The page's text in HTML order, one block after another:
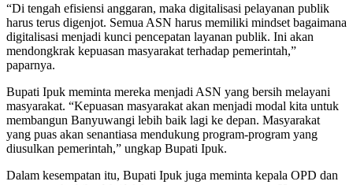
“Di tengah efisiensi anggaran, maka digitalisasi pelayanan publik
harus terus digenjot. Semua ASN harus memiliki mindset bagaimana
digitalisasi menjadi kunci pencepatan layanan publik. Ini akan
mendongkrak kepuasan masyarakat terhadap pemerintah,”
paparnya.
Bupati Ipuk meminta mereka menjadi ASN yang bersih melayani
masyarakat. “Kepuasan masyarakat akan menjadi modal kita untuk
membangun Banyuwangi lebih baik lagi ke depan. Masyarakat
yang puas akan senantiasa mendukung program-program yang
diusulkan pemerintah,” ungkap Bupati Ipuk.
Dalam kesempatan itu, Bupati Ipuk juga meminta kepala OPD dan